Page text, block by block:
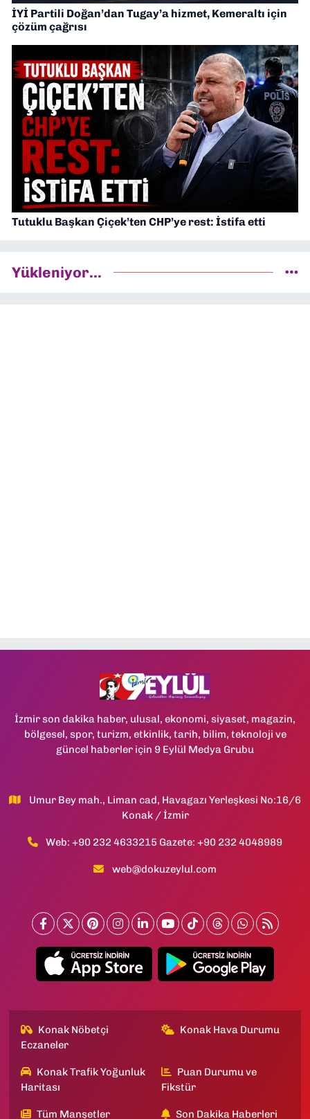
İYİ Partili Doğan’dan Tugay’a hizmet, Kemeraltı için
çözüm çağrısı
Tutuklu Başkan Çiçek’ten CHP’ye rest: İstifa etti
Yükleniyor...
İzmir son dakika haber, ulusal, ekonomi, siyaset, magazin,
bölgesel, spor, turizm, etkinlik, tarih, bilim, teknoloji ve
güncel haberler için 9 Eylül Medya Grubu
Umur Bey mah., Liman cad, Havagazı Yerleşkesi No:16/6
Konak / İzmir
Web: +90 232 4633215 Gazete: +90 232 4048989
web@dokuzeylul.com
Konak Nöbetçi
Eczaneler
Konak Hava Durumu
Konak Trafik Yoğunluk
Haritası
Puan Durumu ve
Fikstür
Tüm Manşetler Son Dakika Haberleri